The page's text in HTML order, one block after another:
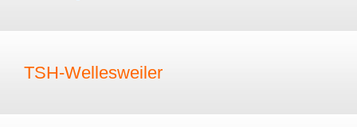
TSH-Wellesweiler